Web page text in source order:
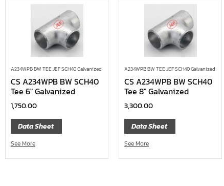
A234WPB BW TEE JEF SCH40 Galvanized
CS A234WPB BW SCH40
Tee 6″ Galvanized
1,750.00
Data Sheet
See More
A234WPB BW TEE JEF SCH40 Galvanized
CS A234WPB BW SCH40
Tee 8″ Galvanized
3,300.00
Data Sheet
See More